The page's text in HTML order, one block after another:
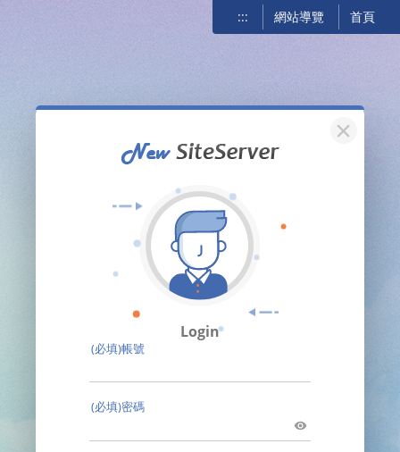
::: 網站導覽 首頁
關閉
Login
(必填)帳號
(必填)密碼